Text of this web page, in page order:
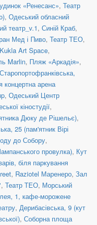
«Ренесанс», Театр
, Одеський обласний
театр_v.1, Синій Краб,
Мед і Пиво, Театр ТЕО,
Kukla Art Space,
Marlin, Пляж «Аркадія»,
концертна арена
, Одеський Центр
кіностудії,
Дюку де Рішельє),
25 (пам'ятник Вірі
до Собору,
провулка), Кут
біля паркування
, Raziotel Маренеро, Зал
, Театр ТЕО, Морський
1, кафе-морожене
, Дерибасівська, 9 (кут
, Соборна площа